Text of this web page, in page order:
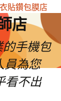
店
手機包
員為您
看不出